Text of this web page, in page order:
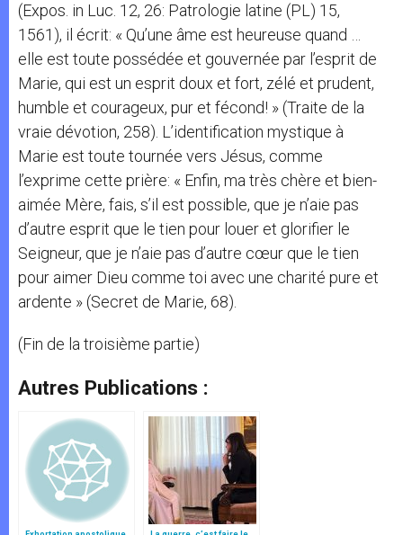
(Expos. in Luc. 12, 26: Patrologie latine (PL) 15,
1561), il écrit: « Qu’une âme est heureuse quand …
elle est toute possédée et gouvernée par l’esprit de
Marie, qui est un esprit doux et fort, zélé et prudent,
humble et courageux, pur et fécond! » (Traite de la
vraie dévotion, 258). L’identification mystique à
Marie est toute tournée vers Jésus, comme
l’exprime cette prière: « Enfin, ma très chère et bien-
aimée Mère, fais, s’il est possible, que je n’aie pas
d’autre esprit que le tien pour louer et glorifier le
Seigneur, que je n’aie pas d’autre cœur que le tien
pour aimer Dieu comme toi avec une charité pure et
ardente » (Secret de Marie, 68).
(Fin de la troisième partie)
Autres Publications :